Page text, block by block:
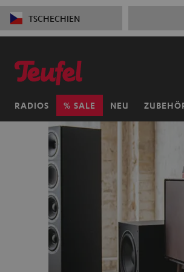
TSCHECHIEN
RADIOS SALE NEU